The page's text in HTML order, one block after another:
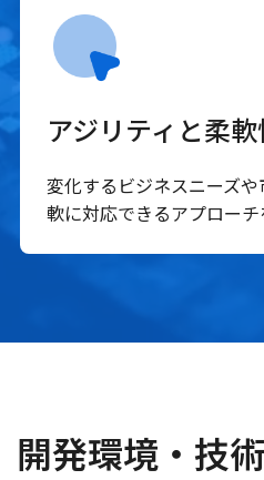
アジリティと柔
変化するビジネスニーズ
軟に対応できるアプローチ
開発環境・技